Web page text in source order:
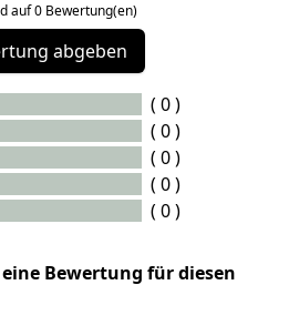
auf 0 Bewertung(en)
abgeben
( 0 )
( 0 )
( 0 )
( 0 )
( 0 )
Bewertung für diesen